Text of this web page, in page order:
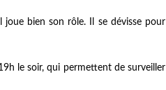
joue bien son rôle. Il se dévisse pour
le soir, qui permettent de surveiller